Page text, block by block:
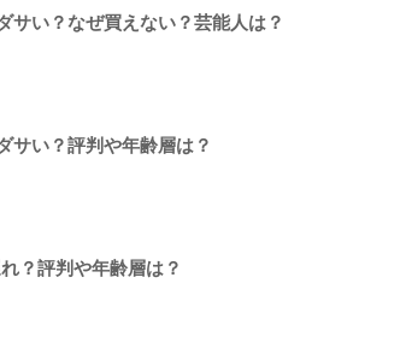
サい？なぜ買えない？芸能人は？
サい？評判や年齢層は？
？評判や年齢層は？